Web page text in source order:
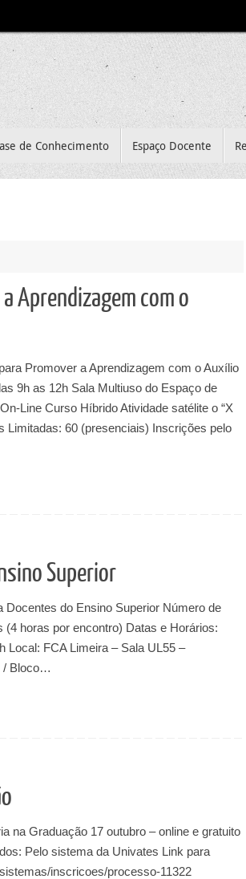
de Conhecimento Espaço Docente
Aprendizagem com o
Promover a Aprendizagem com o Auxílio
9h as 12h Sala Multiuso do Espaço de
Line Curso Híbrido Atividade satélite o “X
Limitadas: 60 (presenciais) Inscrições pelo
Superior
do Ensino Superior Número de
horas por encontro) Datas e Horários:
Local: FCA Limeira – Sala UL55 –
/ Bloco…
na Graduação 17 outubro – online e gratuito
Pelo sistema da Univates Link para
inscricoes/processo-11322